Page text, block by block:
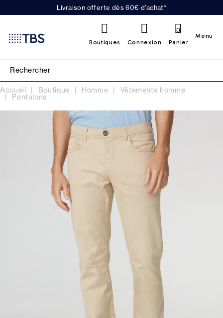
Livraison offerte dès 60€ d'achat*
Boutiques Connexion Panier
0
Menu
Accueil Boutique Homme Vêtements homme
Pantalons